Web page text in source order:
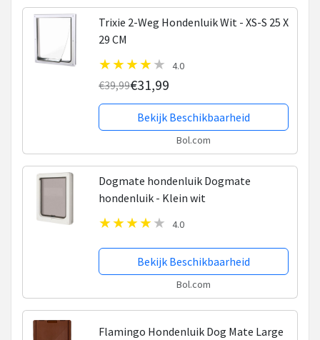
Trixie 2-Weg Hondenluik Wit - XS-S 25 X
29 CM
4.0
€39,99€31,99
Bekijk Beschikbaarheid
Bol.com
Dogmate hondenluik Dogmate
hondenluik - Klein wit
4.0
Bekijk Beschikbaarheid
Bol.com
Flamingo Hondenluik Dog Mate Large